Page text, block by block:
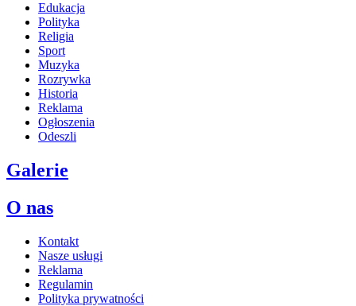
Edukacja
Polityka
Religia
Sport
Muzyka
Rozrywka
Historia
Reklama
Ogłoszenia
Odeszli
Galerie
O nas
Kontakt
Nasze usługi
Reklama
Regulamin
Polityka prywatności